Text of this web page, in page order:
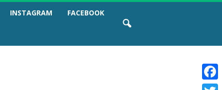
INSTAGRAM FACEBOOK
F